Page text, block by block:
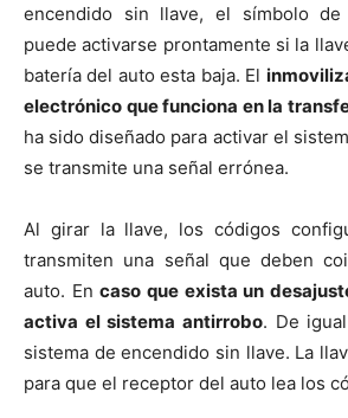
encendido sin llave, el símbolo de
puede activarse prontamente si la
batería del auto esta baja. El
electrónico que funciona en la
ha sido diseñado para activar el
se transmite una señal errónea.
Al girar la llave, los códigos
transmiten una señal que deben
auto. Encaso que exista un
activa el sistema antirrobo. De
sistema de encendido sin llave. La
para que el receptor del auto lea los